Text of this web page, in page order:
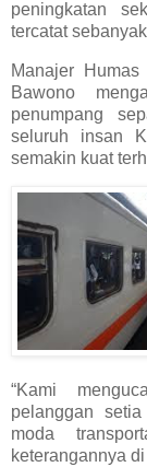
peningkatan
tercatat
Manajer
Bawono
penumpang
seluruh insan
semakin kuat
“Kami
pelanggan
moda
keterangannya